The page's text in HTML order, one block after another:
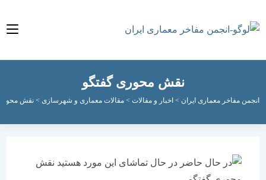
نقش محوری گفتگو
مفاخر معماری ایران > اخبار و مقالات>مقالات معماری و شهرسازی>نقش محوری گفتگو